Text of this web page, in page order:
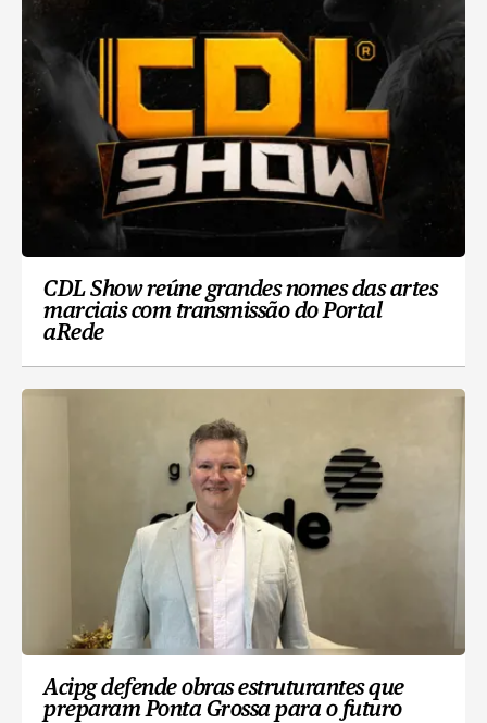
CDL Show reúne grandes nomes das artes
marciais com transmissão do Portal
aRede
Acipg defende obras estruturantes que
preparam Ponta Grossa para o futuro